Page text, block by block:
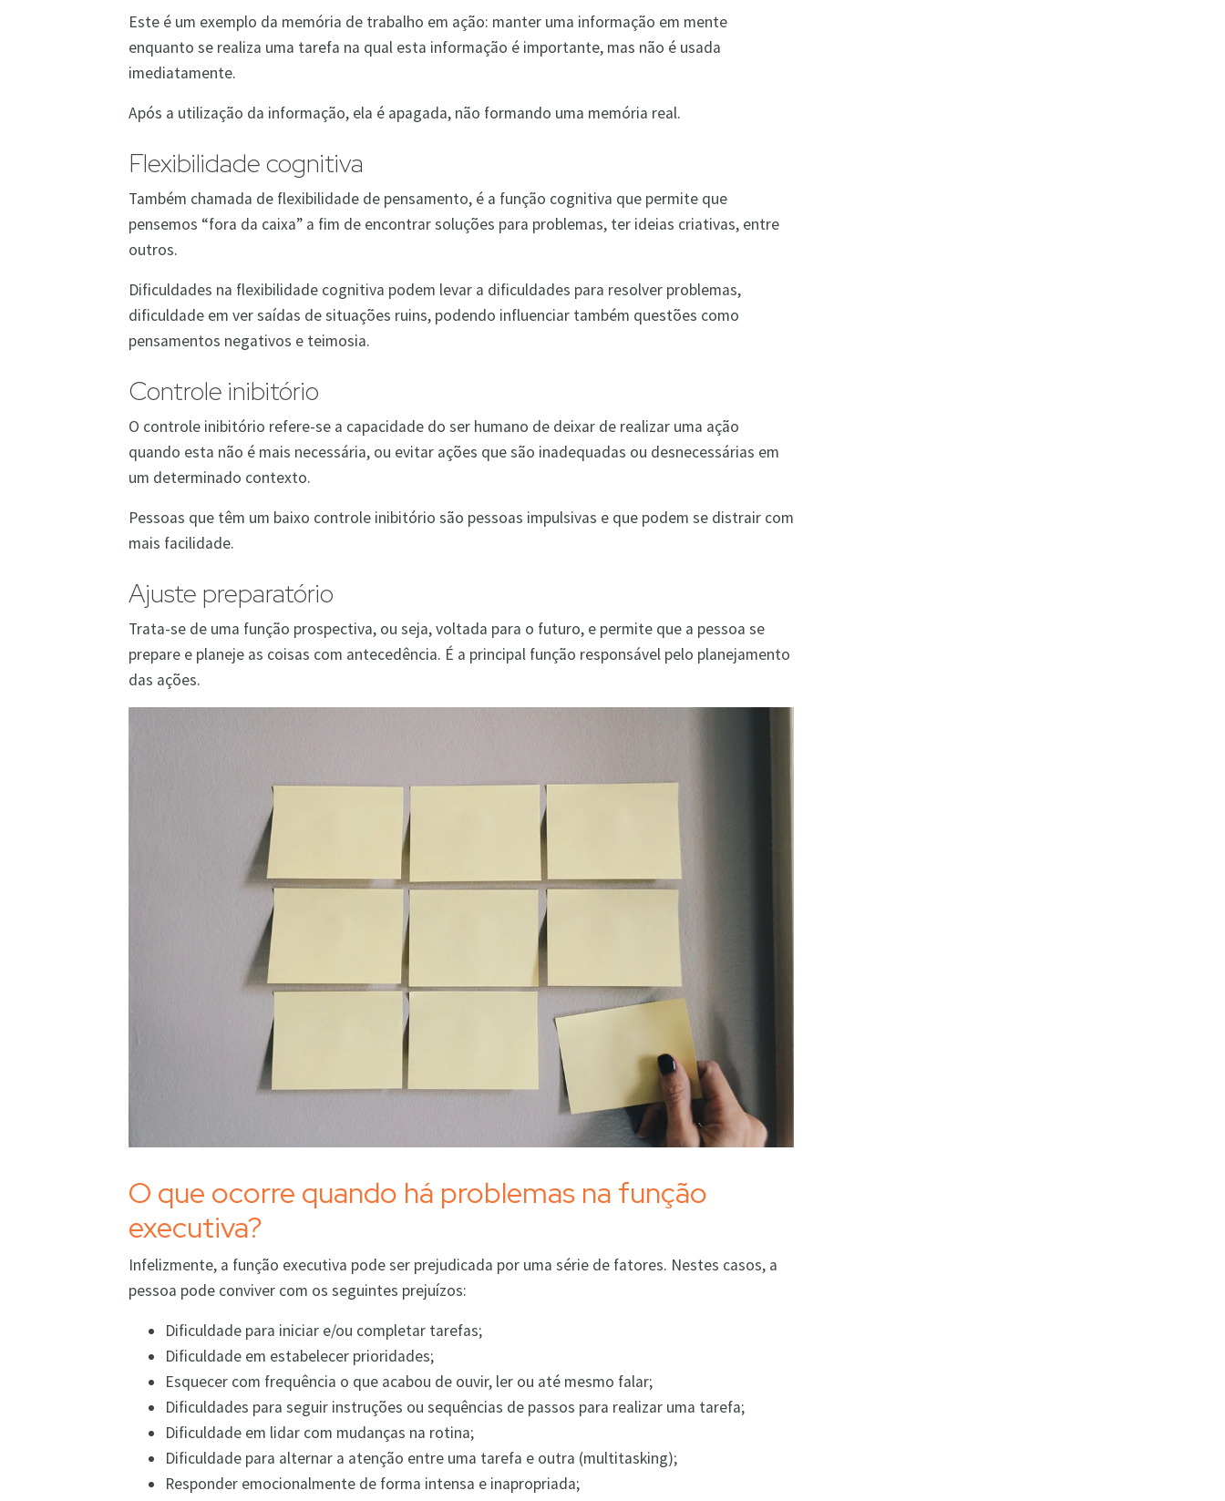
Este é um exemplo da memória de trabalho em ação: manter uma informação em mente
enquanto se realiza uma tarefa na qual esta informação é importante, mas não é usada
imediatamente.
Após a utilização da informação, ela é apagada, não formando uma memória real.
Flexibilidade cognitiva
Também chamada de flexibilidade de pensamento, é a função cognitiva que permite que
pensemos “fora da caixa” a fim de encontrar soluções para problemas, ter ideias criativas, entre
outros.
Dificuldades na flexibilidade cognitiva podem levar a dificuldades para resolver problemas,
dificuldade em ver saídas de situações ruins, podendo influenciar também questões como
pensamentos negativos e teimosia.
Controle inibitório
O controle inibitório refere-se a capacidade do ser humano de deixar de realizar uma ação
quando esta não é mais necessária, ou evitar ações que são inadequadas ou desnecessárias em
um determinado contexto.
Pessoas que têm um baixo controle inibitório são pessoas impulsivas e que podem se distrair com
mais facilidade.
Ajuste preparatório
Trata-se de uma função prospectiva, ou seja, voltada para o futuro, e permite que a pessoa se
prepare e planeje as coisas com antecedência. É a principal função responsável pelo planejamento
das ações.
O que ocorre quando há problemas na função
executiva?
Infelizmente, a função executiva pode ser prejudicada por uma série de fatores. Nestes casos, a
pessoa pode conviver com os seguintes prejuízos:
Dificuldade para iniciar e/ou completar tarefas;
Dificuldade em estabelecer prioridades;
Esquecer com frequência o que acabou de ouvir, ler ou até mesmo falar;
Dificuldades para seguir instruções ou sequências de passos para realizar uma tarefa;
Dificuldade em lidar com mudanças na rotina;
Dificuldade para alternar a atenção entre uma tarefa e outra (multitasking);
Responder emocionalmente de forma intensa e inapropriada;